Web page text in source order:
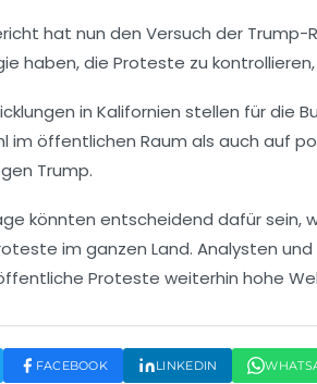
hat nun den Versuch der Trump-
haben, die Proteste zu
in Kalifornien stellen für die
im öffentlichen Raum als auch auf
Trump.
könnten entscheidend dafür sein,
im ganzen Land. Analysten
Proteste weiterhin hohe
FACEBOOK LINKEDIN